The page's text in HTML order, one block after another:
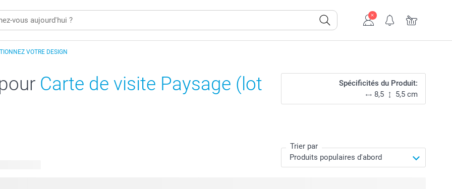
VOTRE DESIGN
Carte de visite Paysage (lot
Spécificités du Produit:
8,5
5,5 cm
Trier par